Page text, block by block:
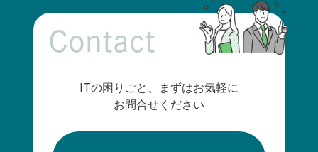
Contact
ITの困りごと、まずはお気軽に
お問合せください